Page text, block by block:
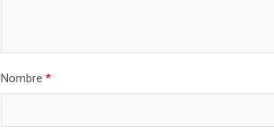
Nombre*